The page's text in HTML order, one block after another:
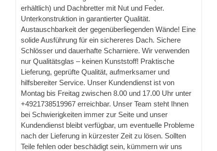
erhältlich) und Dachbretter mit Nut und Feder.
Unterkonstruktion in garantierter Qualität.
Austauschbarkeit der gegenüberliegenden Wände! Eine
solide Ausführung für ein sichereres Dach. Sichere
Schlösser und dauerhafte Scharniere. Wir verwenden
nur Qualitätsglas – keinen Kunststoff! Praktische
Lieferung, geprüfte Qualität, aufmerksamer und
hilfsbereiter Service. Unser Kundendienst ist von
Montag bis Freitag zwischen 8.00 und 17.00 Uhr unter
+4921738519967 erreichbar. Unser Team steht Ihnen
bei Schwierigkeiten immer zur Seite und unser
Kundendienst bleibt verfügbar, um eventuelle Probleme
nach der Lieferung in kürzester Zeit zu lösen. Sollten
Teile fehlen oder beschädigt sein, kümmern wir uns